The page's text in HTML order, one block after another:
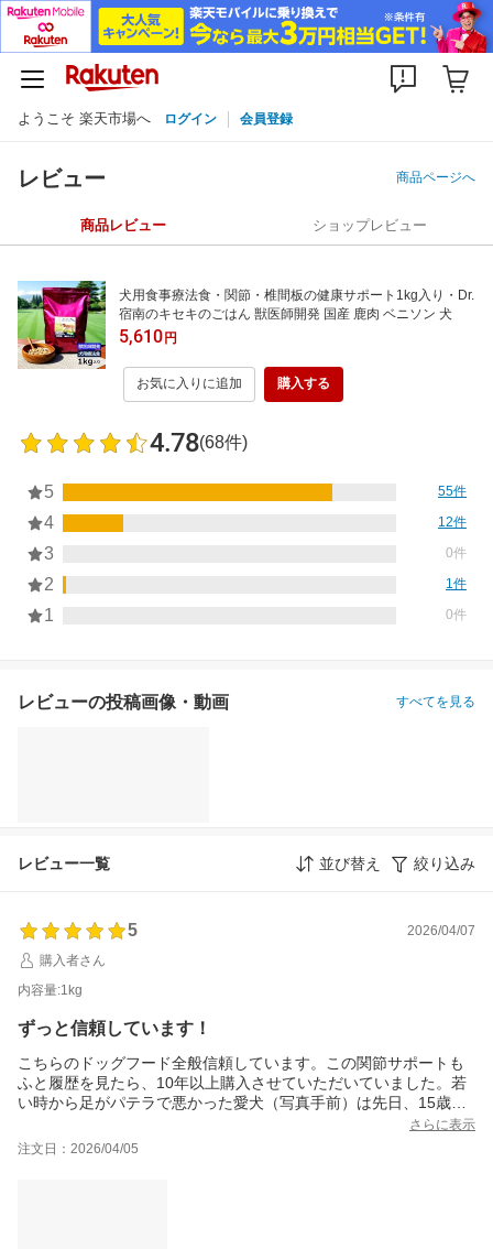
ようこそ 楽天市場へ ログイン 会員登録
レビュー 商品ページへ
商品レビュー ショップレビュー
犬用食事療法食・関節・椎間板の健康サポート1kg入り・Dr.
宿南のキセキのごはん 獣医師開発 国産 鹿肉 ベニソン 犬
5,610円
お気に入りに追加 購入する
4.78(68件)
5 55件
4 12件
3 0件
2 1件
1 0件
レビューの投稿画像・動画 すべてを見る
レビュー一覧 並び替え 絞り込み
5
2026/04/07
購入者さん
内容量:1kg
ずっと信頼しています！
こちらのドッグフード全般信頼しています。この関節サポートも
ふと履歴を見たら、10年以上購入させていただいていました。若
い時から足がパテラで悪かった愛犬（写真手前）は先日、15歳に
なりましたがお陰様で今も元気に歩いています。最近では後期シ
ニア犬のフードとこちらは無くなる前に必ず補充しています。こ
さらに表示
注文日：2026/04/05